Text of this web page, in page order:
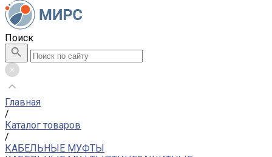
Поиск
Главная
/
Каталог товаров
/
КАБЕЛЬНЫЕ МУФТЫ